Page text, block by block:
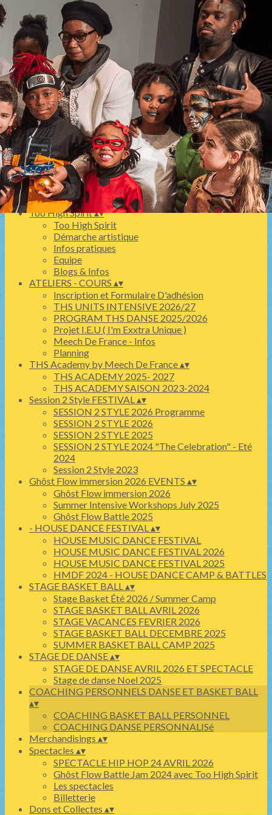
Exporter les lignes sélectionnées
Exporter toutes les colonnes
Exporter uniquement les colonnes affichées
Menu
<
>
COACHING BASKET BALL PERSONNEL
COACHING DANSE PERSONNALISé
Ajoutez un logo, un bouton, des réseaux sociaux
Cliquez pour éditer
Too High Spirit▴▾
Too High Spirit
Démarche artistique
Infos pratiques
Equipe
Blogs & Infos
ATELIERS - COURS ▴▾
Inscription et Formulaire D'adhésion
THS UNITS INTENSIVE 2026/27
PROGRAM THS DANSE 2025/2026
Projet I.E.U ( I'm Exxtra Unique )
Meech De France - Infos
Planning
THS Academy by Meech De France▴▾
THS ACADEMY 2025- 2027
THS ACADEMY SAISON 2023-2024
Session 2 Style FESTIVAL▴▾
SESSION 2 STYLE 2026 Programme
SESSION 2 STYLE 2026
SESSION 2 STYLE 2025
SESSION 2 STYLE 2024 "The Celebration" - Eté
2024
Session 2 Style 2023
Ghôst Flow immersion 2026 EVENTS ▴▾
Ghôst Flow immersion 2026
Summer Intensive Workshops July 2025
Ghôst Flow Battle 2025
- HOUSE DANCE FESTIVAL▴▾
HOUSE MUSIC DANCE FESTIVAL
HOUSE MUSIC DANCE FESTIVAL 2026
HOUSE MUSIC DANCE FESTIVAL 2025
HMDF 2024 - HOUSE DANCE CAMP & BATTLES
STAGE BASKET BALL▴▾
Stage Basket Été 2026 / Summer Camp
STAGE BASKET BALL AVRIL 2026
STAGE VACANCES FEVRIER 2026
STAGE BASKET BALL DECEMBRE 2025
SUMMER BASKET BALL CAMP 2025
STAGE DE DANSE▴▾
STAGE DE DANSE AVRIL 2026 ET SPECTACLE
Stage de danse Noel 2025
COACHING PERSONNELS DANSE ET BASKET BALL
▴▾
COACHING BASKET BALL PERSONNEL
COACHING DANSE PERSONNALISé
Merchandisings ▴▾
Spectacles ▴▾
SPECTACLE HIP HOP 24 AVRIL 2026
Ghôst Flow Battle Jam 2024 avec Too High Spirit
Les spectacles
Billetterie
Dons et Collectes ▴▾